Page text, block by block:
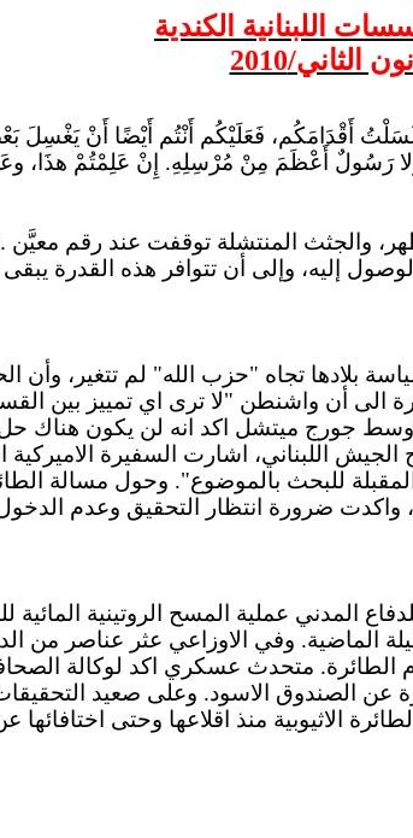
اللبنانية الكندية
الثاني/2010
أَقْدَامَكُم، فَعَلَيْكُم أَنْتُم أَيْضًا أَنْ يَغْسِلَ
رَسُولٌ أَعْظَمَ مِنْ مُرْسِلِهِ. إِنْ عَلِمْتُمْ هذَا،
والجثث المنتشلة توقفت عند رقم معيَّن
إليه، وإلى أن تتوافر هذه القدرة
أن سياسة بلادها تجاه "حزب الله" لم تتغير،
الى أن واشنطن "لا ترى اي تمييز
جورج ميتشل اكد انه لن يكون هناك
اللبناني، اشارت السفيرة
للبحث بالموضوع". وحول مسالة
واكدت ضرورة انتظار التحقيق وعدم
المدني عملية المسح الروتينية المائية
الماضية. وفي الاوزاعي عثر عناصر من
متحدث عسكري اكد لوكالة
عن الصندوق الاسود. وعلى صعيد
الاثيوبية منذ اقلاعها وحتى